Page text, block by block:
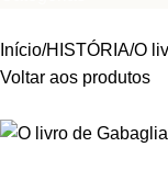
Início HISTÓRIA O
Voltar aos produtos